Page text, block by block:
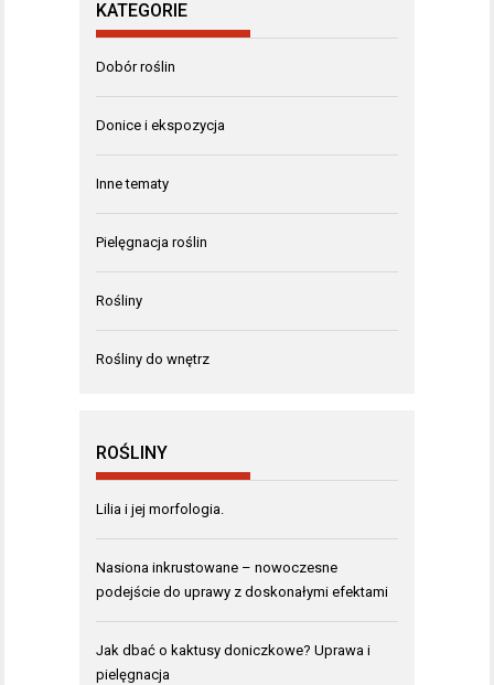
KATEGORIE
Dobór roślin
Donice i ekspozycja
Inne tematy
Pielęgnacja roślin
Rośliny
Rośliny do wnętrz
ROŚLINY
Lilia i jej morfologia.
Nasiona inkrustowane – nowoczesne
podejście do uprawy z doskonałymi efektami
Jak dbać o kaktusy doniczkowe? Uprawa i
pielęgnacja